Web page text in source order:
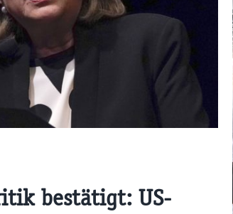
bestätigt: US-